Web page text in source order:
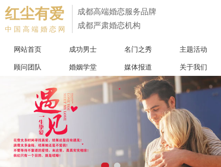
红尘有爱
中国高端婚恋网
成都高端婚恋服务品牌
成都严肃婚恋机构
网站首页 成功男士 名门之秀 主题活动
顾问团队 婚姻学堂 媒体报道 关于我们